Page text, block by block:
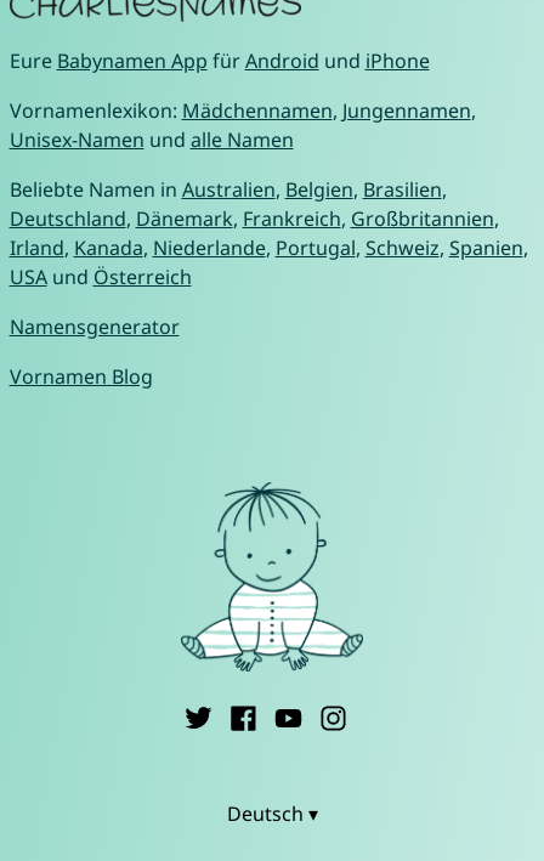
Eure Babynamen App fürAndroid und iPhone
Vornamenlexikon: Mädchennamen, Jungennamen,
Unisex-Namen und alle Namen
Beliebte Namen in Australien, Belgien, Brasilien,
Deutschland, Dänemark, Frankreich, Großbritannien,
Irland, Kanada, Niederlande, Portugal, Schweiz, Spanien,
USAund Österreich
Namensgenerator
Vornamen Blog
Deutsch ▾